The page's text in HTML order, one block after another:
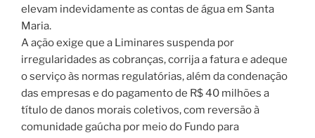
elevam indevidamente as contas de água em Santa
Maria.
A ação exige que a Liminares suspenda por
irregularidades as cobranças, corrija a fatura e adeque
o serviço às normas regulatórias, além da condenação
das empresas e do pagamento de R$ 40 milhões a
título de danos morais coletivos, com reversão à
comunidade gaúcha por meio do Fundo para